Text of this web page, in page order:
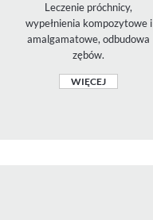
Leczenie próchnicy,
wypełnienia kompozytowe i
amalgamatowe, odbudowa
zębów.
WIĘCEJ